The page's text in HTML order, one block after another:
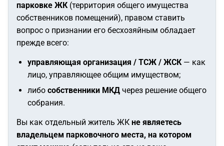
парковке ЖК(территория общего имущества
собственников помещений), правом ставить
вопрос о признании его бесхозяйным обладает
прежде всего:
управляющая организация / ТСЖ / ЖСК— как
лицо, управляющее общим имуществом;
либо собственники МКД через решение общего
собрания.
Вы как отдельный житель ЖК не являетесь
владельцем парковочного места, на котором